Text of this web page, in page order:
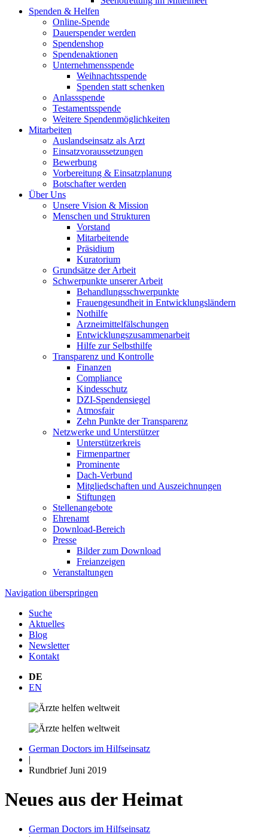
Spenden & Helfen
Online-Spende
Dauerspender werden
Spendenshop
Spendenaktionen
Unternehmens­spende
Weihnachtsspende
Spenden statt schenken
Anlassspende
Testamentsspende
Weitere Spenden­möglichkeiten
Mitarbeiten
Auslandseinsatz als Arzt
Einsatzvoraussetzungen
Bewerbung
Vorbereitung & Einsatzplanung
Botschafter werden
Über Uns
Unsere Vision & Mission
Menschen und Strukturen
Vorstand
Mitarbeitende
Präsidium
Kuratorium
Grundsätze der Arbeit
Schwerpunkte unserer Arbeit
Behandlungs­schwerpunkte
Frauengesundheit in Entwicklungsländern
Nothilfe
Arzneimittel­fälschungen
Entwicklungs­zusammenarbeit
Hilfe zur Selbsthilfe
Transparenz und Kontrolle
Finanzen
Compliance
Kindesschutz
DZI-Spendensiegel
Atmosfair
Zehn Punkte der Transparenz
Netzwerke und Unterstützer
Unterstützerkreis
Firmenpartner
Prominente
Dach-Verbund
Mitgliedschaften und Auszeichnungen
Stiftungen
Stellenangebote
Ehrenamt
Download-Bereich
Presse
Bilder zum Download
Freianzeigen
Veranstaltungen
Navigation überspringen
Suche
Aktuelles
Blog
Newsletter
Kontakt
DE
EN
German Doctors im Hilfseinsatz
|
Rundbrief Juni 2019
Neues aus der Heimat
German Doctors im Hilfseinsatz